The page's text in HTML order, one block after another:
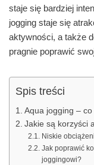
staje się bardziej
jogging staje się
aktywności, a także
pragnie poprawić
Spis treści
Aqua jogging – co
Jakie są korzyści
Niskie
Jak poprawić
joggingowi?